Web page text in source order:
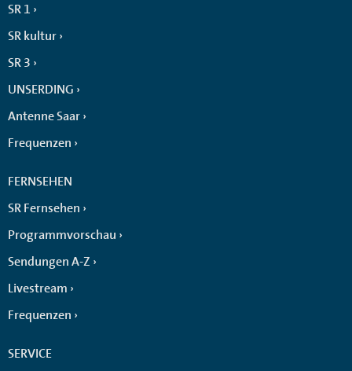
SR 1
SR kultur
SR 3
UNSERDING
Antenne Saar
Frequenzen
FERNSEHEN
SR Fernsehen
Programmvorschau
Sendungen A-Z
Livestream
Frequenzen
SERVICE